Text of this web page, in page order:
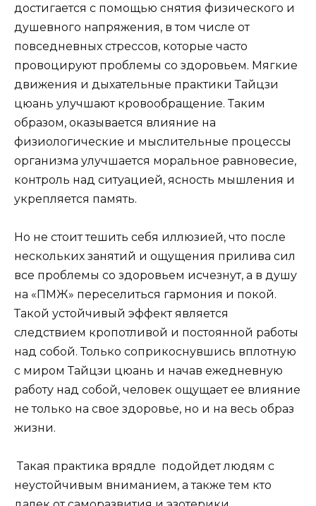
достигается с помощью снятия физического и
душевного напряжения, в том числе от
повседневных стрессов, которые часто
провоцируют проблемы со здоровьем. Мягкие
движения и дыхательные практики Тайцзи
цюань улучшают кровообращение. Таким
образом, оказывается влияние на
физиологические и мыслительные процессы
организма улучшается моральное равновесие,
контроль над ситуацией, ясность мышления и
укрепляется память.
Но не стоит тешить себя иллюзией, что после
нескольких занятий и ощущения прилива сил
все проблемы со здоровьем исчезнут, а в душу
на «ПМЖ» переселиться гармония и покой.
Такой устойчивый эффект является
следствием кропотливой и постоянной работы
над собой. Только соприкоснувшись вплотную
с миром Тайцзи цюань и начав ежедневную
работу над собой, человек ощущает ее влияние
не только на свое здоровье, но и на весь образ
жизни.
Такая практика врядле подойдет людям с
неустойчивым вниманием, а также тем кто